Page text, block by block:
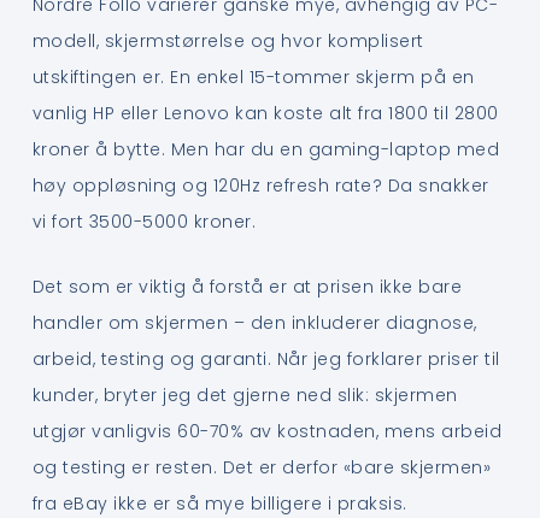
modell, skjermstørrelse og hvor komplisert
utskiftingen er. En enkel 15-tommer skjerm på en
vanlig HP eller Lenovo kan koste alt fra 1800 til 2800
kroner å bytte. Men har du en gaming-laptop med
høy oppløsning og 120Hz refresh rate? Da snakker
vi fort 3500-5000 kroner.
Det som er viktig å forstå er at prisen ikke bare
handler om skjermen – den inkluderer diagnose,
arbeid, testing og garanti. Når jeg forklarer priser til
kunder, bryter jeg det gjerne ned slik: skjermen
utgjør vanligvis 60-70% av kostnaden, mens arbeid
og testing er resten. Det er derfor «bare skjermen»
fra eBay ikke er så mye billigere i praksis.